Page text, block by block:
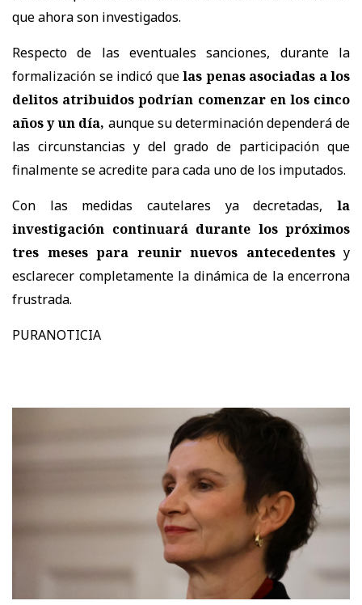
que ahora son investigados.
Respecto de las eventuales sanciones, durante la
formalización se indicó quelas penas asociadas a los
delitos atribuidos podrían comenzar en los cinco
años y un día, aunque su determinación dependerá de
las circunstancias y del grado de participación que
finalmente se acredite para cada uno de los imputados.
Con las medidas cautelares ya decretadas, la
investigación continuará durante los próximos
tres meses para reunir nuevos antecedentesy
esclarecer completamente la dinámica de la encerrona
frustrada.
PURANOTICIA